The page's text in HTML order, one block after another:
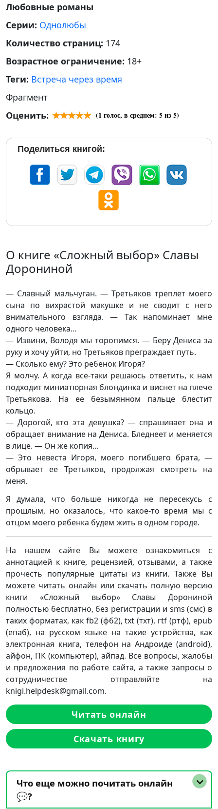
Любовные романы
Серии: Однолюбы
Количество страниц: 174
Возрастное ограничение: 18+
Теги: Встреча через время
Фрагмент
Оценить:
(1 голос, в среднем: 5из 5)
Поделиться книгой:
О книге «Сложный выбор» Славы
Дорониной
— Славный мальчуган. — Третьяков треплет моего
сына по вихрастой макушке и не сводит с него
внимательного взгляда. — Так напоминает мне
одного человека…
— Извини, Володя мы торопимся. — Беру Дениса за
руку и хочу уйти, но Третьяков преграждает путь.
— Сколько ему? Это ребенок Игоря?
Я молчу. А когда все-таки решаюсь ответить, к нам
подходит миниатюрная блондинка и виснет на плече
Третьякова. На ее безымянном пальце блестит
кольцо.
— Дорогой, кто эта девушка? — спрашивает она и
обращает внимание на Дениса. Бледнеет и меняется
в лице. — Он же копия…
— Это невеста Игоря, моего погибшего брата, —
обрывает ее Третьяков, продолжая смотреть на
меня.
Я думала, что больше никогда не пересекусь с
прошлым, но оказалось, что какое-то время мы с
отцом моего ребенка будем жить в одном городе.
На нашем сайте Вы можете ознакомиться с
аннотацией к книге, рецензией, отзывами, а также
прочесть популярные цитаты из книги. Также Вы
можете читать онлайн или скачать полную версию
книги «Сложный выбор» Славы Дорониной
полностью бесплатно, без регистрации и sms (смс) в
таких форматах, как fb2 (фб2), txt (тхт), rtf (ртф), epub
(епаб), на русском языке на такие устройства, как
электронная книга, телефон на Андроиде (android),
айфон, ПК (компьютер), айпад. Все вопросы, жалобы
и предложения по работе сайта, а также запросы о
сотрудничестве отправляйте на
knigi.helpdesk@gmail.com.
Читать онлайн
Скачать книгу
Что еще можно почитать онлайн
💬?